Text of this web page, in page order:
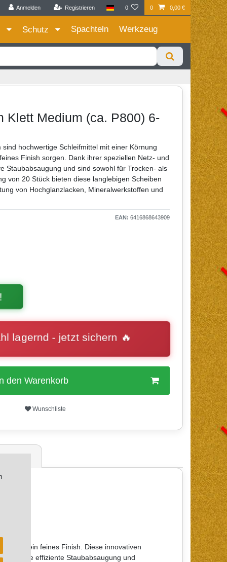
Anmelden Registrieren 0 0 0,00 €
Zum Privatkunden Shop bitte hier klicken
Schutz Spachteln Werkzeug
Klett Medium (ca. P800) 6-
hochwertige Schleifmittel mit einer Körnung
Finish sorgen. Dank ihrer speziellen Netz- und
Staubabsaugung und sind sowohl für Trocken- als
von 20 Stück bieten diese langlebigen Scheiben
von Hochglanzlacken, Mineralwerkstoffen und
EAN: 6416868643909
lagernd - jetzt sichern 🔥
den Warenkorb
Wunschliste
für ein feines Finish. Diese innovativen
eine effiziente Staubabsaugung und